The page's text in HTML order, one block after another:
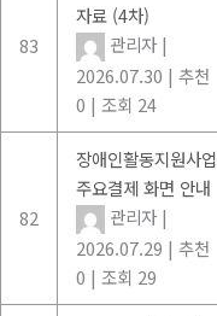
83
자료 (4차)
관리자 |
2026.07.30 | 추천
0 | 조회 24
82
장애인활동지원사업
주요결제 화면 안내
관리자 |
2026.07.29 | 추천
0 | 조회 29